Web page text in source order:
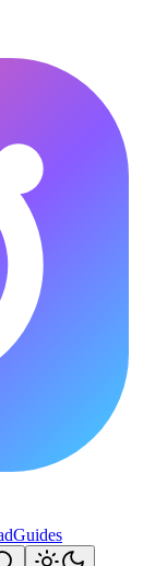
Guides